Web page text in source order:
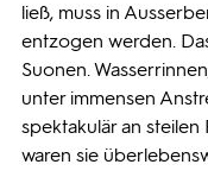
ließ, muss in
entzogen werden.
Suonen.
unter immensen
spektakulär an steilen
waren sie